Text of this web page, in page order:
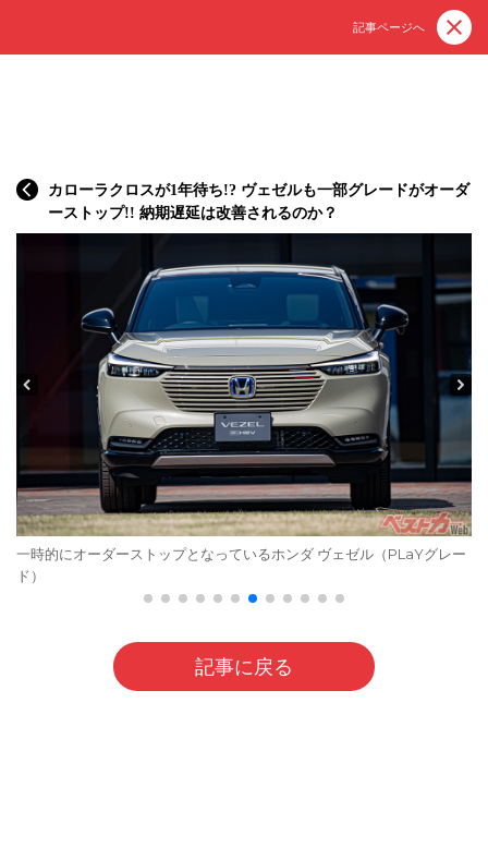
記事ページへ
カローラクロスが1年待ち!? ヴェゼルも一部グレードがオーダ
ーストップ!! 納期遅延は改善されるのか？
一時的にオーダーストップとなっているホンダ ヴェゼル（PLaYグレー
ド）
記事に戻る